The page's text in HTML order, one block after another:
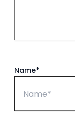
Name*